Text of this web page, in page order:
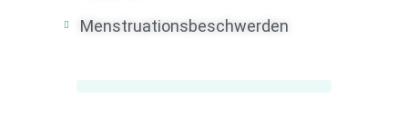
Menstruationsbeschwerden